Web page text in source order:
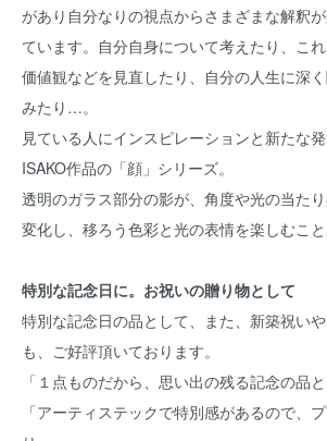
があり自分なりの視点からさまざまな解釈
ています。自分自身について考えたり、こ
価値観などを見直したり、自分の人生に深
みたり…。
見ている人にインスピレーションと新たな
ISAKO作品の「顔」シリーズ。
透明のガラス部分の影が、角度や光の当た
変化し、移ろう色彩と光の表情を楽しむこと
特別な記念日に。お祝いの贈り物として
特別な記念日の品として、また、新築祝い
も、ご好評頂いております。
「１点ものだから、思い出の残る記念の品と
「アーティステックで特別感があるので、